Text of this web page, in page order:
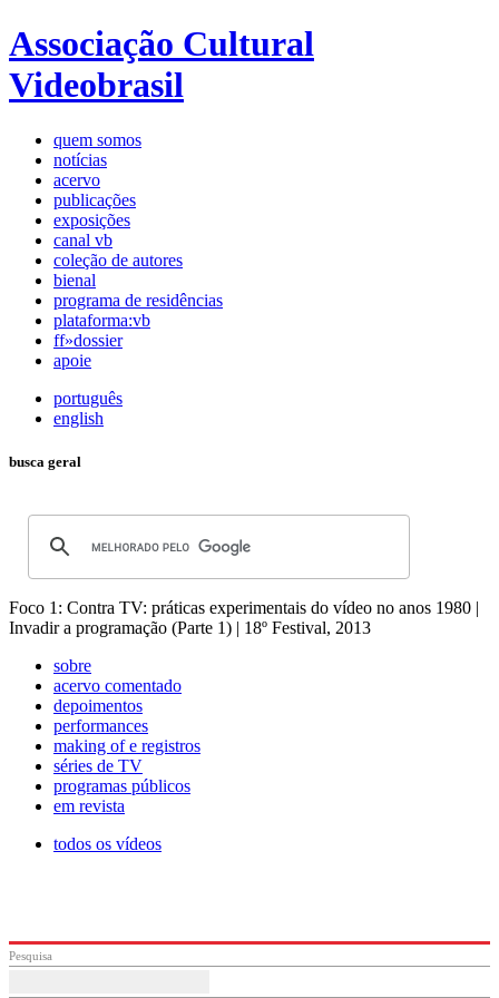
Associação Cultural
Videobrasil
quem somos
notícias
acervo
publicações
exposições
canal vb
coleção de autores
bienal
programa de residências
plataforma:vb
ff»dossier
apoie
português
english
busca geral
Foco 1: Contra TV: práticas experimentais do vídeo no anos 1980 |
Invadir a programação (Parte 1) | 18º Festival, 2013
sobre
acervo comentado
depoimentos
performances
making of e registros
séries de TV
programas públicos
em revista
todos os vídeos
Pesquisa